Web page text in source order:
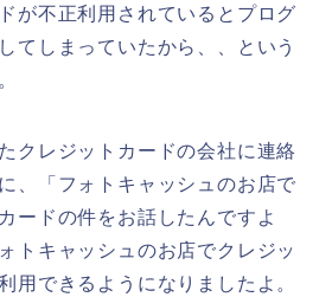
が不正利用されているとプログ
てしまっていたから、、という
クレジットカードの会社に連絡
、「フォトキャッシュのお店で
ードの件をお話したんですよ
トキャッシュのお店でクレジッ
用できるようになりましたよ。